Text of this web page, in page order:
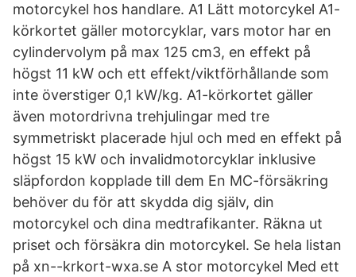
motorcykel hos handlare. A1 Lätt motorcykel A1-
körkortet gäller motorcyklar, vars motor har en
cylindervolym på max 125 cm3, en effekt på
högst 11 kW och ett effekt/viktförhållande som
inte överstiger 0,1 kW/kg. A1-körkortet gäller
även motordrivna trehjulingar med tre
symmetriskt placerade hjul och med en effekt på
högst 15 kW och invalidmotorcyklar inklusive
släpfordon kopplade till dem En MC-försäkring
behöver du för att skydda dig själv, din
motorcykel och dina medtrafikanter. Räkna ut
priset och försäkra din motorcykel. Se hela listan
på xn--krkort-wxa.se A stor motorcykel Med ett